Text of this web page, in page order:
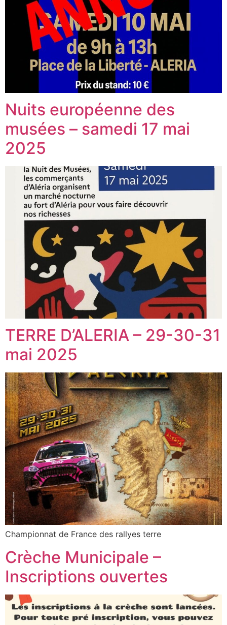
Nuits européenne des
musées – samedi 17 mai
2025
TERRE D’ALERIA – 29-30-31
mai 2025
Championnat de France des rallyes terre
Crèche Municipale –
Inscriptions ouvertes